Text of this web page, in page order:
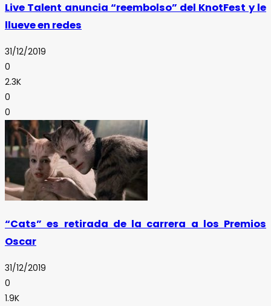
Live Talent anuncia “reembolso” del KnotFest y le
llueve en redes
31/12/2019
0
2.3K
0
0
“Cats” es retirada de la carrera a los Premios
Oscar
31/12/2019
0
1.9K